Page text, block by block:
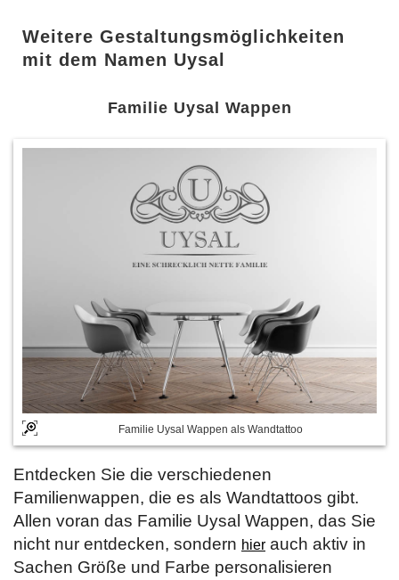
Weitere Gestaltungsmöglichkeiten
mit dem Namen Uysal
Familie Uysal Wappen
Familie Uysal Wappen als Wandtattoo
Entdecken Sie die verschiedenen
Familienwappen, die es als Wandtattoos gibt.
Allen voran das Familie Uysal Wappen, das Sie
nicht nur entdecken, sondern hier auch aktiv in
Sachen Größe und Farbe personalisieren